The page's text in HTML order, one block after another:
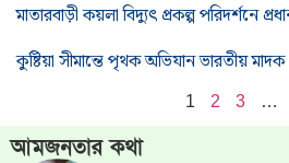
মাতারবাড়ী কয়লা বিদ্যুৎ প্রকল্প পরিদর্শনে
কুষ্টিয়া সীমান্তে পৃথক অভিযান ভারতীয়
1 2 3 …
আমজনতার কথা